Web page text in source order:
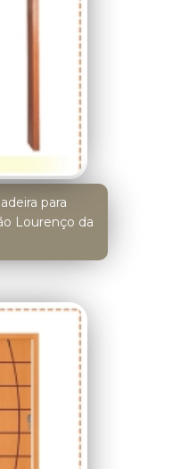
para
Lourenço da